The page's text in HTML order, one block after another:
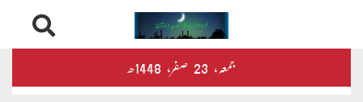
to
جمعہ‬‮، 23 صفر‬،